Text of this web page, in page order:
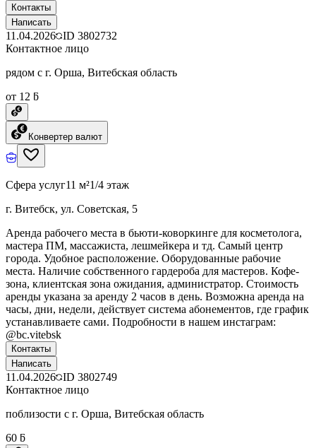
Контакты
Написать
11.04.2026 ID 3802732
Контактное лицо
рядом с г. Орша, Витебская область
от 12 ƃ
Конвертер валют
Сфера услуг11 м²1/4 этаж
г. Витебск, ул. Советская, 5
Аренда рабочего места в бьюти-коворкинге для косметолога,
мастера ПМ, массажиста, лешмейкера и тд. Самый центр
города. Удобное расположение. Оборудованные рабочие
места. Наличие собственного гардероба для мастеров. Кофе-
зона, клиентская зона ожидания, администратор. Стоимость
аренды указана за аренду 2 часов в день. Возможна аренда на
часы, дни, недели, действует система абонементов, где график
устанавливаете сами. Подробности в нашем инстаграм:
@bc.vitebsk
Контакты
Написать
11.04.2026 ID 3802749
Контактное лицо
поблизости с г. Орша, Витебская область
60 ƃ